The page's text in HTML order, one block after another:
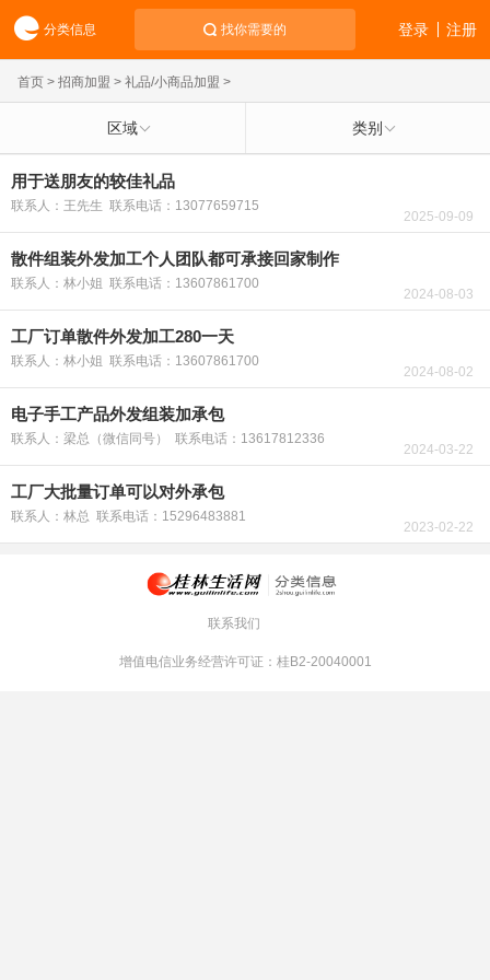
分类信息 找你需要的 注册
登录
首页 > 招商加盟 > 礼品/小商品加盟 >
区域 类别
用于送朋友的较佳礼品
联系人：王先生 联系电话：13077659715
2025-09-09
散件组装外发加工个人团队都可承接回家制作
联系人：林小姐 联系电话：13607861700
2024-08-03
工厂订单散件外发加工280一天
联系人：林小姐 联系电话：13607861700
2024-08-02
电子手工产品外发组装加承包
联系人：梁总（微信同号） 联系电话：13617812336
2024-03-22
工厂大批量订单可以对外承包
联系人：林总 联系电话：15296483881
2023-02-22
联系我们
增值电信业务经营许可证：桂B2-20040001